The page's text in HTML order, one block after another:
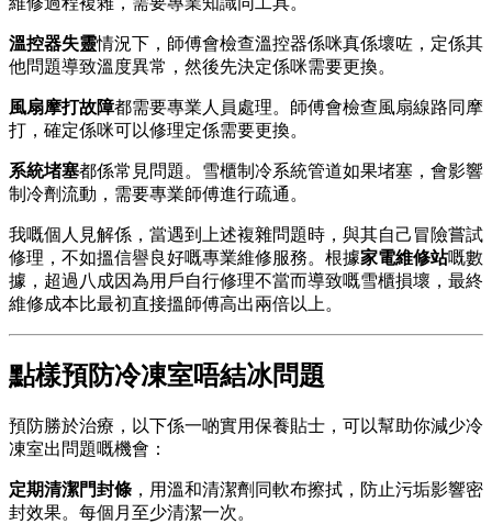
溫控器失靈情況下，師傅會檢查溫控器係咪真係壞咗，定係其
他問題導致溫度異常，然後先決定係咪需要更換。
風扇摩打故障都需要專業人員處理。師傅會檢查風扇線路同摩
打，確定係咪可以修理定係需要更換。
系統堵塞都係常見問題。雪櫃制冷系統管道如果堵塞，會影響
制冷劑流動，需要專業師傅進行疏通。
我嘅個人見解係，當遇到上述複雜問題時，與其自己冒險嘗試
修理，不如搵信譽良好嘅專業維修服務。根據家電維修站嘅數
據，超過八成因為用戶自行修理不當而導致嘅雪櫃損壞，最終
維修成本比最初直接搵師傅高出兩倍以上。
點樣預防冷凍室唔結冰問題
預防勝於治療，以下係一啲實用保養貼士，可以幫助你減少冷
凍室出問題嘅機會：
定期清潔門封條 ，用溫和清潔劑同軟布擦拭，防止污垢影響密
封效果。每個月至少清潔一次。